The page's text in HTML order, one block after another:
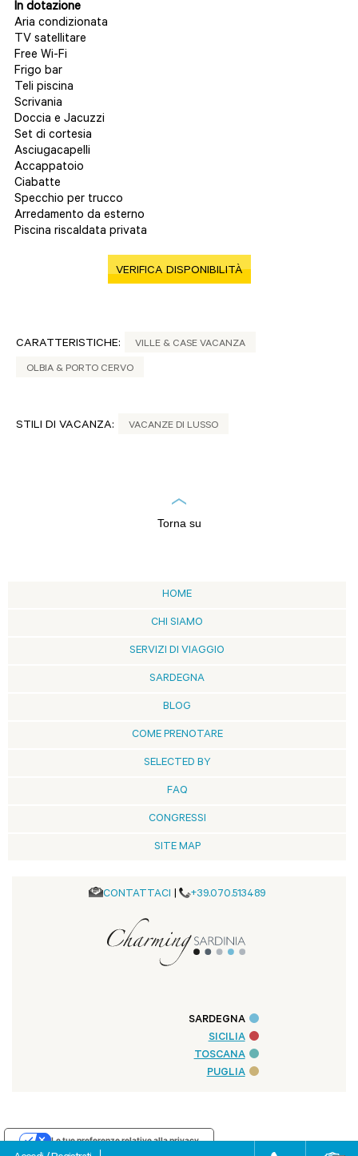
In dotazione
Aria condizionata
TV satellitare
Free Wi-Fi
Frigo bar
Teli piscina
Scrivania
Doccia e Jacuzzi
Set di cortesia
Asciugacapelli
Accappatoio
Ciabatte
Specchio per trucco
Arredamento da esterno
Piscina riscaldata privata
VERIFICA DISPONIBILITÀ
CARATTERISTICHE: VILLE & CASE VACANZA
OLBIA & PORTO CERVO
STILI DI VACANZA: VACANZE DI LUSSO
Torna su
HOME
CHI SIAMO
SERVIZI DI VIAGGIO
SARDEGNA
BLOG
COME PRENOTARE
SELECTED BY
FAQ
CONGRESSI
SITE MAP
CONTATTACI | +39.070.513489
SARDEGNA
SICILIA
TOSCANA
PUGLIA
Le tue preferenze relative alla privacy